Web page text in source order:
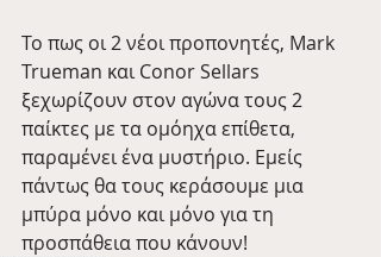
Το πως οι 2 νέοι προπονητές, Mark
Trueman και Conor Sellars
ξεχωρίζουν στον αγώνα τους 2
παίκτες με τα ομόηχα επίθετα,
παραμένει ένα μυστήριο. Εμείς
πάντως θα τους κεράσουμε μια
μπύρα μόνο και μόνο για τη
προσπάθεια που κάνουν!